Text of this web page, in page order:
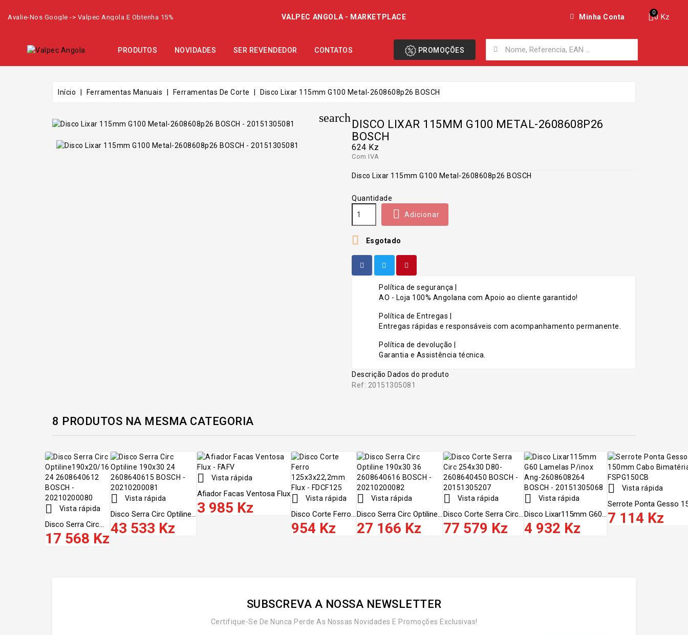
Avalie-Nos Google -> Valpec Angola E Obtenha 15% VALPEC ANGOLA - MARKETPLACE Minha Conta 0 Kz
PRODUTOS NOVIDADES SER REVENDEDOR CONTATOS PROMOÇÕES
Início Ferramentas Manuais Ferramentas De Corte Disco Lixar 115mm G100 Metal-2608608p26 BOSCH
searchDISCO LIXAR 115MM G100 METAL-2608608P26
BOSCH
624 Kz
Com IVA
Disco Lixar 115mm G100 Metal-2608608p26 BOSCH
Quantidade
 Adicionar
 Esgotado
Política de segurança |
AO - Loja 100% Angolana com Apoio ao cliente garantido!
Política de Entregas |
Entregas rápidas e responsáveis com acompanhamento permanente.
Política de devolução |
Garantia e Assistência técnica.
Descrição Dados do produto
Ref: 20151305081
8 PRODUTOS NA MESMA CATEGORIA
 Vista rápida
Disco Serra Circ...
17 568 Kz
 Vista rápida
Disco Serra Circ Optiline...
43 533 Kz
 Vista rápida
Afiador Facas Ventosa Flux
3 985 Kz
 Vista rápida
Disco Corte Ferro...
954 Kz
 Vista rápida
Disco Serra Circ Optiline...
27 166 Kz
 Vista rápida
Disco Corte Serra Circ...
77 579 Kz
 Vista rápida
Disco Lixar115mm G60...
4 932 Kz
 Vista rápida
Serrote Ponta Gesso
7 114 Kz
SUBSCREVA A NOSSA NEWSLETTER
Certifique-Se De Nunca Perde As Nossas Novidades E Promoções Exclusivas!